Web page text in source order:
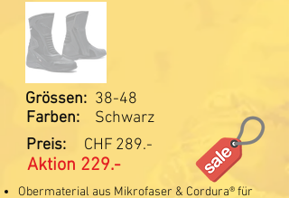
Grössen: 38-48
Obermaterial aus Mikrofaser & Cordura® für
Farben:
Schwarz
Preis:
CHF 289.-
Aktion 229.-